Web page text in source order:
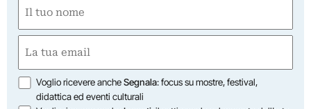
(Required)
First
(Required)
Opzioni
Voglio ricevere ancheSegnala: focus su mostre, festival,
didattica ed eventi culturali